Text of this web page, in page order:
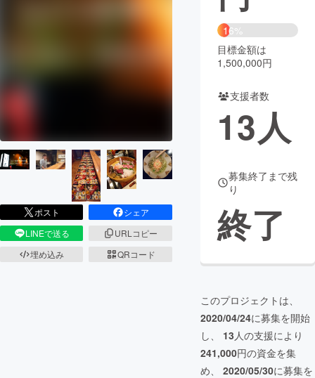
CAMPFIRE Creation
CAMPFIREふるさと納税machi-ya コミュニティ
ポスト
シェア
LINEで送る
URLコピー
埋め込み
QRコード
16%
目標金額は
1,500,000円
支援者数
13人
募集終了まで残
り
終了
このプロジェクトは、
2020/04/24に募集を開始
し、 13人の支援により
241,000円の資金を集
め、 2020/05/30に募集を